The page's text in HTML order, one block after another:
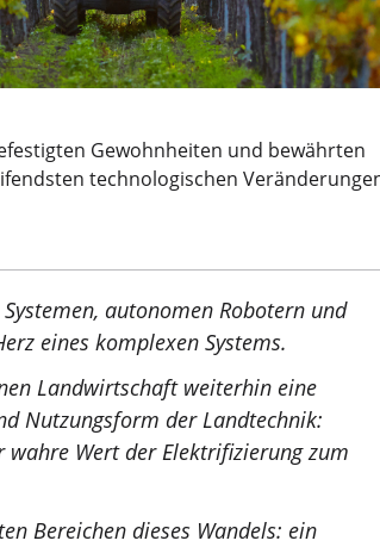
Gewohnheiten und bewährten
technologischen
autonomen Robotern und
eines komplexen Systems.
Landwirtschaft weiterhin eine
Nutzungsform der Landtechnik:
Wert der Elektrifizierung zum
Bereichen dieses Wandels: ein